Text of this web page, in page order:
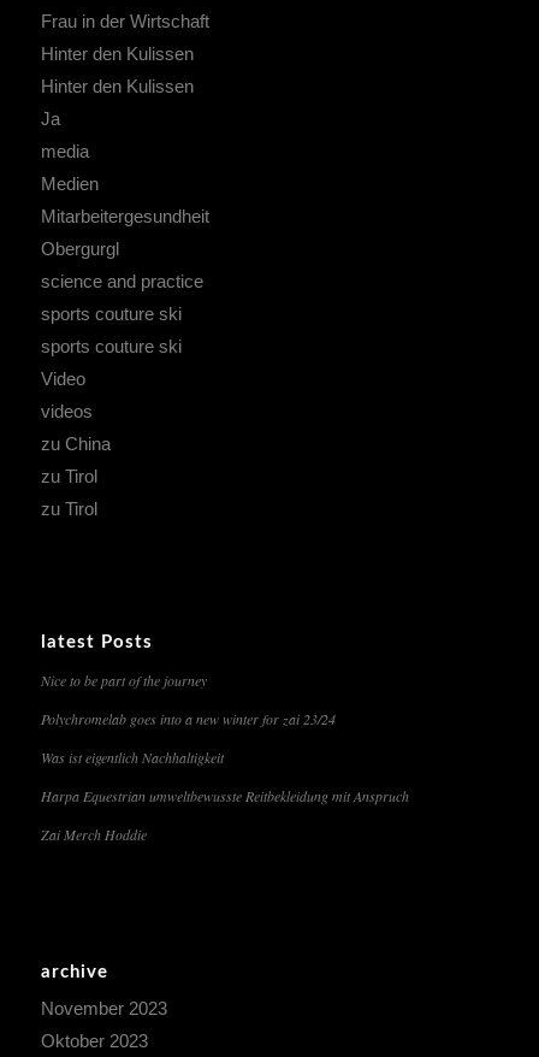
Frau in der Wirtschaft
Hinter den Kulissen
Hinter den Kulissen
Ja
media
Medien
Mitarbeitergesundheit
Obergurgl
science and practice
sports couture ski
sports couture ski
Video
videos
zu China
zu Tirol
zu Tirol
latest Posts
Nice to be part of the journey
Polychromelab goes into a new winter for zai 23/24
Was ist eigentlich Nachhaltigkeit
Harpa Equestrian umweltbewusste Reitbekleidung mit Anspruch
Zai Merch Hoddie
archive
November 2023
Oktober 2023